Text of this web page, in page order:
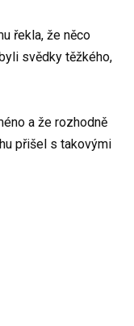
řekla, že něco
svědky těžkého,
a že rozhodně
přišel s takovými